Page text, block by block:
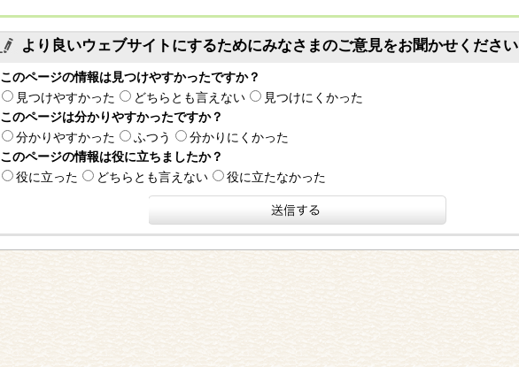
より良いウェブサイトにするためにみなさまのご意見をお聞かせください
このページの情報は見つけやすかったですか？
見つけやすかった
どちらとも言えない
見つけにくかった
このページは分かりやすかったですか？
分かりやすかった
ふつう
分かりにくかった
このページの情報は役に立ちましたか？
役に立った
どちらとも言えない 役に立たなかった